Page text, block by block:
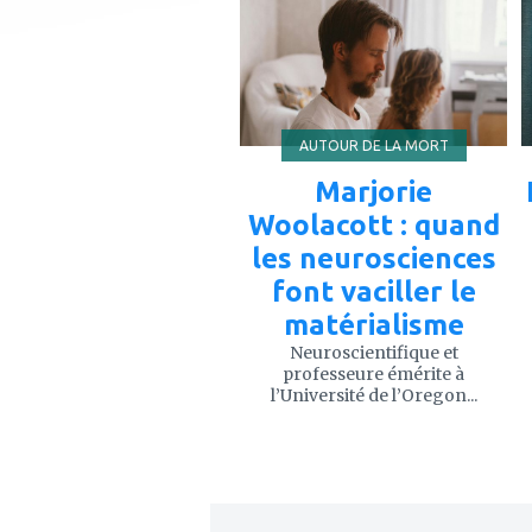
favoris
AUTOUR DE LA MORT
Marjorie
Woolacott : quand
les neurosciences
font vaciller le
matérialisme
Neuroscientifique et
professeure émérite à
l’Université de l’Oregon...